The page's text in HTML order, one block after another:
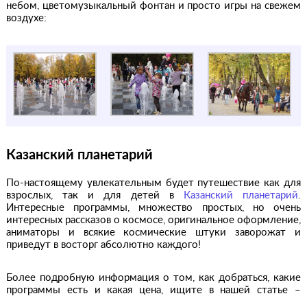
небом, цветомузыкальный фонтан и просто игры на свежем
воздухе:
Казанский планетарий
По-настоящему увлекательным будет путешествие как для
взрослых, так и для детей в
Казанский планетарий
Интересные программы, множество простых, но очень
интересных рассказов о космосе, оригинальное оформление,
аниматоры и всякие космические штуки заворожат и
приведут в восторг абсолютно каждого!
Более подробную информация о том, как добраться, какие
программы есть и какая цена, ищите в нашей статье –